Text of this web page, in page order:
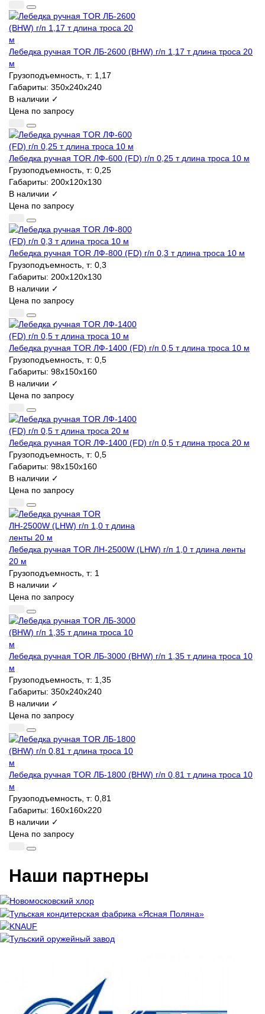
Лебедка ручная TOR ЛБ-2600 (BHW) г/п 1,17 т длина троса 20
м
Грузоподъемность, т: 1,17
Габариты: 350x240x240
В наличии ✓
Цена по запросу
Лебедка ручная TOR ЛФ-600 (FD) г/п 0,25 т длина троса 10 м
Грузоподъемность, т: 0,25
Габариты: 200х120х130
В наличии ✓
Цена по запросу
Лебедка ручная TOR ЛФ-800 (FD) г/п 0,3 т длина троса 10 м
Грузоподъемность, т: 0,3
Габариты: 200х120х130
В наличии ✓
Цена по запросу
Лебедка ручная TOR ЛФ-1400 (FD) г/п 0,5 т длина троса 10 м
Грузоподъемность, т: 0,5
Габариты: 98х150х160
В наличии ✓
Цена по запросу
Лебедка ручная TOR ЛФ-1400 (FD) г/п 0,5 т длина троса 20 м
Грузоподъемность, т: 0,5
Габариты: 98х150х160
В наличии ✓
Цена по запросу
Лебедка ручная TOR ЛН-2500W (LHW) г/п 1,0 т длина ленты
20 м
Грузоподъемность, т: 1
В наличии ✓
Цена по запросу
Лебедка ручная TOR ЛБ-3000 (BHW) г/п 1,35 т длина троса 10
м
Грузоподъемность, т: 1,35
Габариты: 350х240х240
В наличии ✓
Цена по запросу
Лебедка ручная TOR ЛБ-1800 (BHW) г/п 0,81 т длина троса 10
м
Грузоподъемность, т: 0,81
Габариты: 160х160х220
В наличии ✓
Цена по запросу
Наши партнеры